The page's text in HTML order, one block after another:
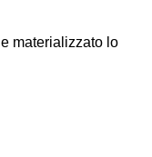
materializzato lo